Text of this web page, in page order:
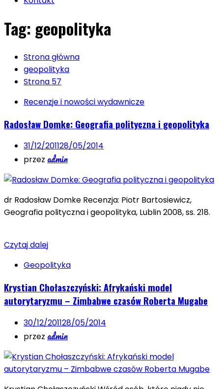
Tag: geopolityka
Strona główna
geopolityka
Strona 57
Recenzje i nowości wydawnicze
Radosław Domke: Geografia polityczna i geopolityka
31/12/201128/05/2014
przez admin
dr Radosław Domke Recenzja: Piotr Bartosiewicz,
Geografia polityczna i geopolityka, Lublin 2008, ss. 218.
Czytaj dalej
Geopolityka
Krystian Chołaszczyński: Afrykański model
autorytaryzmu – Zimbabwe czasów Roberta Mugabe
30/12/201128/05/2014
przez admin